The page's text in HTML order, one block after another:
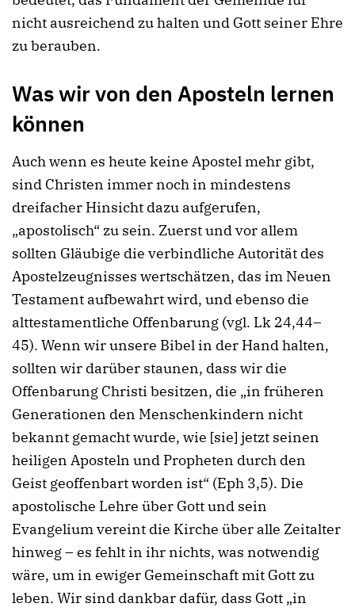
nicht ausreichend zu halten und Gott seiner Ehre
zu berauben.
Was wir von den Aposteln lernen
können
Auch wenn es heute keine Apostel mehr gibt,
sind Christen immer noch in mindestens
dreifacher Hinsicht dazu aufgerufen,
„apostolisch“ zu sein. Zuerst und vor allem
sollten Gläubige die verbindliche Autorität des
Apostelzeugnisses wertschätzen, das im Neuen
Testament aufbewahrt wird, und ebenso die
alttestamentliche Offenbarung (vgl. Lk 24,44–
45). Wenn wir unsere Bibel in der Hand halten,
sollten wir darüber staunen, dass wir die
Offenbarung Christi besitzen, die „in früheren
Generationen den Menschenkindern nicht
bekannt gemacht wurde, wie [sie] jetzt seinen
heiligen Aposteln und Propheten durch den
Geist geoffenbart worden ist“ (Eph 3,5). Die
apostolische Lehre über Gott und sein
Evangelium vereint die Kirche über alle Zeitalter
hinweg – es fehlt in ihr nichts, was notwendig
wäre, um in ewiger Gemeinschaft mit Gott zu
leben. Wir sind dankbar dafür, dass Gott „in